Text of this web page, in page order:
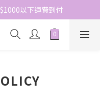
於結帳時自動扣減
以下運費到付
於結帳時自動扣減